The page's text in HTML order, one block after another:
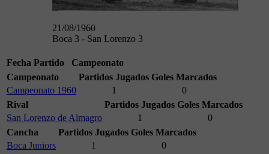
21/08/1960
Boca 3 - San Lorenzo 3
Fecha Partido
Campeonato
Campeonato
Partidos Jugados Goles Marcados
Campeonato 1960
1
0
Rival
Partidos Jugados Goles Marcados
San Lorenzo de Almagro
1
0
Cancha
Partidos Jugados Goles Marcados
Boca Juniors
1
0